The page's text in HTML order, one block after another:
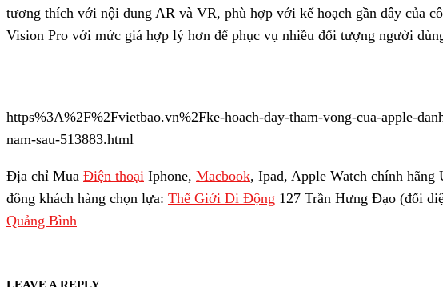
tương thích với nội dung AR và VR, phù hợp với kế hoạch gần đây của
Vision Pro với mức giá hợp lý hơn để phục vụ nhiều đối tượng người
https%3A%2F%2Fvietbao.vn%2Fke-hoach-day-tham-vong-cua-apple-
nam-sau-513883.html
Địa chỉ Mua Điện thoại Iphone, Macbook, Ipad, Apple Watch chính hãng
đông khách hàng chọn lựa: Thế Giới Di Động 127 Trần Hưng Đạo (đối
Quảng Bình